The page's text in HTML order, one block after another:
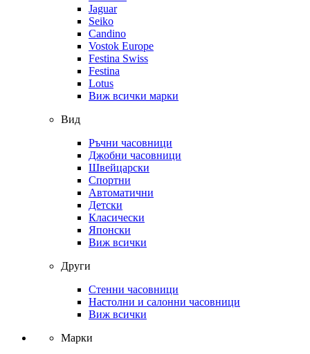
Jaguar
Seiko
Candino
Vostok Europe
Festina Swiss
Festina
Lotus
Виж всички марки
Вид
Ръчни часовници
Джобни часовници
Швейцарски
Спортни
Автоматични
Детски
Класически
Японски
Виж всички
Други
Стенни часовници
Настолни и салонни часовници
Виж всички
Марки